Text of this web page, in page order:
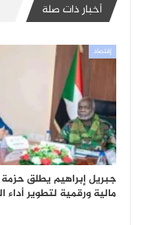
أخبار ذات صلة
إقتصاد
جبريل إبراهيم يطلق
مالية ورقمية لتطوير أداء